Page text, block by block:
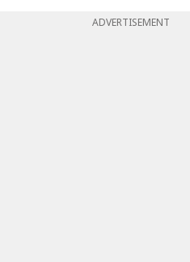
ADVERTISEMENT